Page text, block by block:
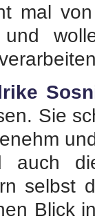
mal
Sie
auch
selbst
Blick